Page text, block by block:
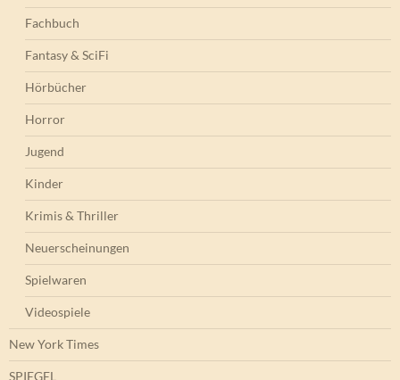
Fachbuch
Fantasy & SciFi
Hörbücher
Horror
Jugend
Kinder
Krimis & Thriller
Neuerscheinungen
Spielwaren
Videospiele
New York Times
SPIEGEL